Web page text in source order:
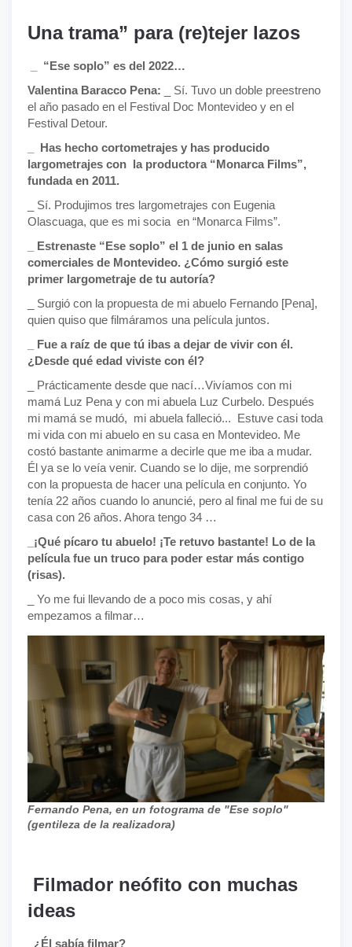
Una trama” para (re)tejer lazos
_ “Ese soplo” es del 2022…
Valentina Baracco Pena: _ Sí. Tuvo un doble preestreno
el año pasado en el Festival Doc Montevideo y en el
Festival Detour.
_ Has hecho cortometrajes y has producido
largometrajes con la productora “Monarca Films”,
fundada en 2011.
_ Sí. Produjimos tres largometrajes con Eugenia
Olascuaga, que es mi socia en “Monarca Films”.
_ Estrenaste “Ese soplo” el 1 de junio en salas
comerciales de Montevideo. ¿Cómo surgió este
primer largometraje de tu autoría?
_ Surgió con la propuesta de mi abuelo Fernando [Pena],
quien quiso que filmáramos una película juntos.
_ Fue a raíz de que tú ibas a dejar de vivir con él.
¿Desde qué edad viviste con él?
_ Prácticamente desde que nací…Vivíamos con mi
mamá Luz Pena y con mi abuela Luz Curbelo. Después
mi mamá se mudó, mi abuela falleció... Estuve casi toda
mi vida con mi abuelo en su casa en Montevideo. Me
costó bastante animarme a decirle que me iba a mudar.
Él ya se lo veía venir. Cuando se lo dije, me sorprendió
con la propuesta de hacer una película en conjunto. Yo
tenía 22 años cuando lo anuncié, pero al final me fui de su
casa con 26 años. Ahora tengo 34 …
_¡Qué pícaro tu abuelo! ¡Te retuvo bastante! Lo de la
película fue un truco para poder estar más contigo
(risas).
_ Yo me fui llevando de a poco mis cosas, y ahí
empezamos a filmar…
Fernando Pena, en un fotograma de "Ese soplo"
(gentileza de la realizadora)
Filmador neófito con muchas
ideas
_¿Él sabía filmar?